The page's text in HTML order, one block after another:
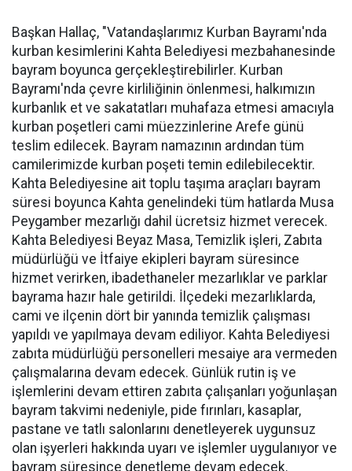
Başkan Hallaç, "Vatandaşlarımız Kurban Bayramı'nda
kurban kesimlerini Kahta Belediyesi mezbahanesinde
bayram boyunca gerçekleştirebilirler. Kurban
Bayramı'nda çevre kirliliğinin önlenmesi, halkımızın
kurbanlık et ve sakatatları muhafaza etmesi amacıyla
kurban poşetleri cami müezzinlerine Arefe günü
teslim edilecek. Bayram namazının ardından tüm
camilerimizde kurban poşeti temin edilebilecektir.
Kahta Belediyesine ait toplu taşıma araçları bayram
süresi boyunca Kahta genelindeki tüm hatlarda Musa
Peygamber mezarlığı dahil ücretsiz hizmet verecek.
Kahta Belediyesi Beyaz Masa, Temizlik işleri, Zabıta
müdürlüğü ve İtfaiye ekipleri bayram süresince
hizmet verirken, ibadethaneler mezarlıklar ve parklar
bayrama hazır hale getirildi. İlçedeki mezarlıklarda,
cami ve ilçenin dört bir yanında temizlik çalışması
yapıldı ve yapılmaya devam ediliyor. Kahta Belediyesi
zabıta müdürlüğü personelleri mesaiye ara vermeden
çalışmalarına devam edecek. Günlük rutin iş ve
işlemlerini devam ettiren zabıta çalışanları yoğunlaşan
bayram takvimi nedeniyle, pide fırınları, kasaplar,
pastane ve tatlı salonlarını denetleyerek uygunsuz
olan işyerleri hakkında uyarı ve işlemler uygulanıyor ve
bayram süresince denetleme devam edecek.